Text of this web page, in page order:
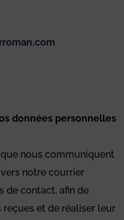
données personnelles
nous communiquent
notre courrier
de contact, afin de
et de réaliser leur